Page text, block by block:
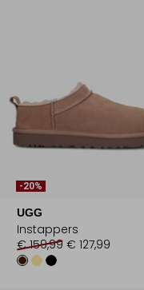
-20%
UGG
Instappers
€ 159,99 € 127,99